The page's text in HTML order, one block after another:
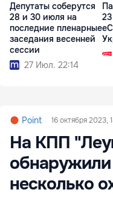
Депутаты соберутся
28 и 30 июля на
последние пленарные
заседания весенней
сессии
27 Июл. 22:14
Point 16 октября 2023,
На КПП
обнаружили
несколько